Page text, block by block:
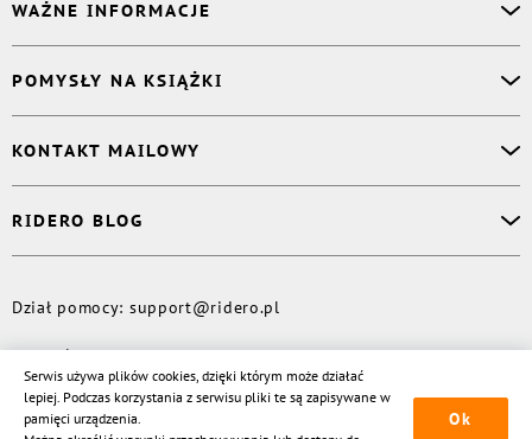
Korektor
Projektant okładki
Druk Twojej książki
Publikacja
WAŻNE INFORMACJE
Książki Ridero
Pomoc
Polityka prywatności
POMYSŁY NA KSIĄŻKI
Dzienniczek malucha
Książka eksperta
Wydaj tomik poezji
KONTAKT MAILOWY
Kontakt dla mediów
RIDERO BLOG
Więcej
© Rideró, 2013—2026
Dział pomocy: support@ridero.pl
Serwis używa plików cookies, dzięki którym może działać
lepiej. Podczas korzystania z serwisu pliki te są zapisywane w
pamięci urządzenia.
Ok